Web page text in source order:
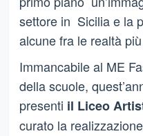
settore in Sicilia e la
alcune fra le realtà
Immancabile al ME
della scuole,
presenti il Liceo
curato la